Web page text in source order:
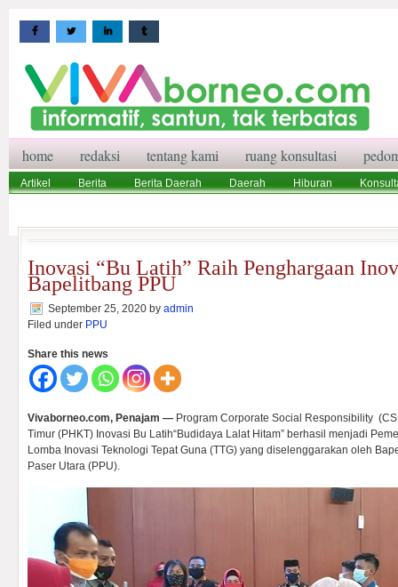
home redaksi tentang kami ruang konsultasi
Artikel Berita Berita Daerah Daerah Hiburan
Inovasi “Bu Latih” Raih Penghargaan
Bapelitbang PPU
September 25, 2020 by admin
Filed under PPU
Share this news
Vivaborneo.com, Penajam — Program Corporate Social Responsibility
Timur (PHKT) Inovasi Bu Latih“Budidaya Lalat Hitam” berhasil menjadi
Lomba Inovasi Teknologi Tepat Guna (TTG) yang diselenggarakan oleh
Paser Utara (PPU).